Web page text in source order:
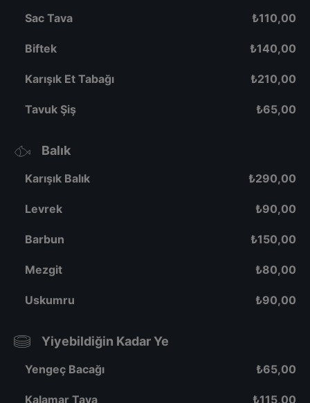
Sac Tava ₺110,00
Biftek ₺140,00
Karışık Et Tabağı ₺210,00
Tavuk Şiş ₺65,00
Balık
Karışık Balık ₺290,00
Levrek ₺90,00
Barbun ₺150,00
Mezgit ₺80,00
Uskumru ₺90,00
Yiyebildiğin Kadar Ye
Yengeç Bacağı ₺65,00
Kalamar Tava ₺115,00